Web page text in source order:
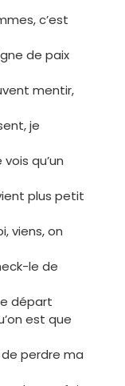
c’est
de paix
mentir,
je
vois qu’un
plus petit
viens, on
le de
départ
est que
de perdre ma